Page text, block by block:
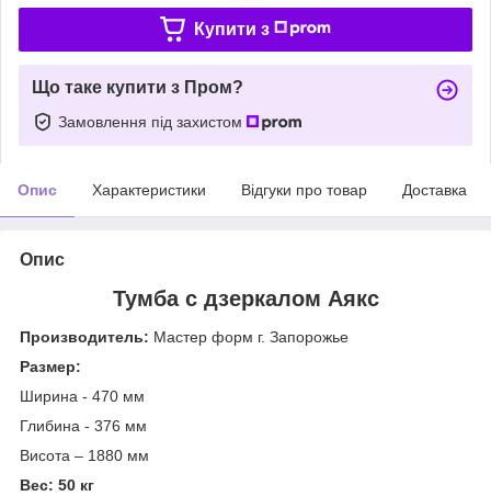
Купити з
Що таке купити з Пром?
Замовлення під захистом
Опис Характеристики Відгуки про товар Доставка
Опис
Тумба с дзеркалом Аякс
Производитель: Мастер форм г. Запорожье
Размер:
Ширина - 470 мм
Глибина - 376 мм
Висота – 1880 мм
Вес: 50 кг